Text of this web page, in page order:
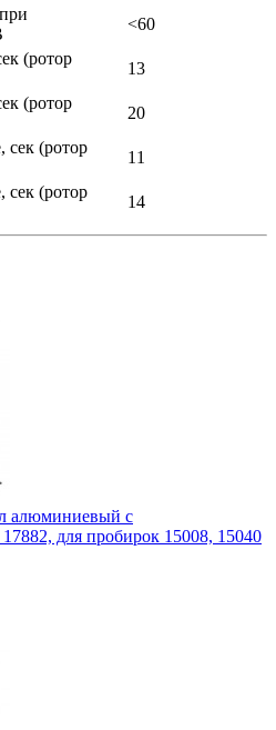
<60
(ротор
13
(ротор
20
сек (ротор
11
сек (ротор
14
алюминиевый с
для пробирок 15008, 15040